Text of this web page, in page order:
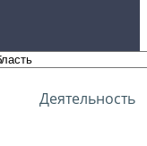
Деятельность